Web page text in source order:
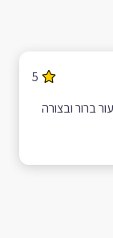
5
ברור ובצורה